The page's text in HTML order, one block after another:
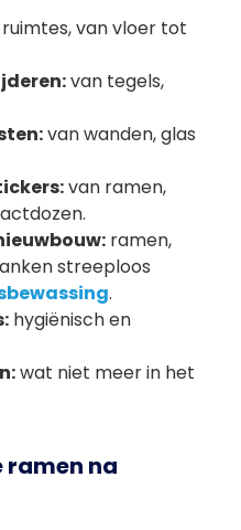
van vloer tot
van tegels,
van wanden, glas
van ramen,
ramen,
streeploos
.
hygiënisch en
wat niet meer in het
ramen na